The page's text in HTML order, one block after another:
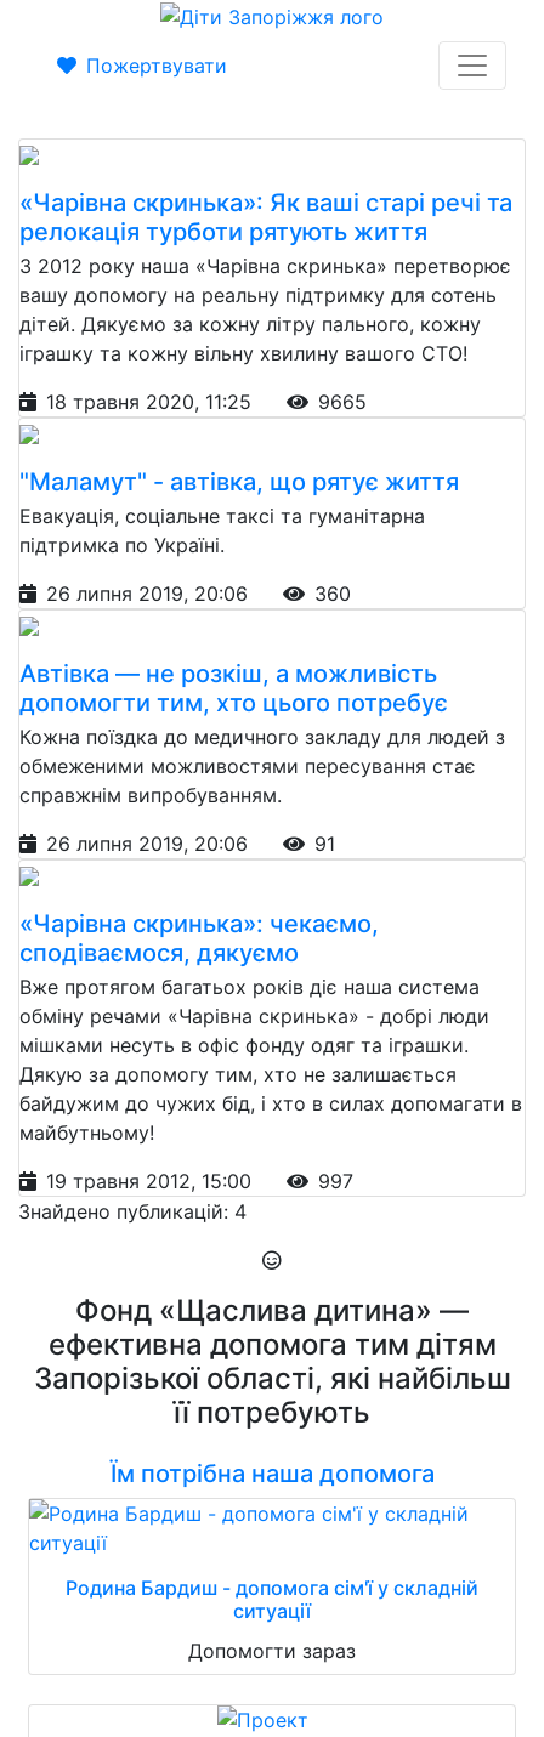
Пожертвувати
«Чарівна скринька»: Як ваші старі речі та
релокація турботи рятують життя
З 2012 року наша «Чарівна скринька» перетворює
вашу допомогу на реальну підтримку для сотень
дітей. Дякуємо за кожну літру пального, кожну
іграшку та кожну вільну хвилину вашого СТО!
18 травня 2020, 11:25
9665
"Маламут" - автівка, що рятує життя
Евакуація, соціальне таксі та гуманітарна
підтримка по Україні.
26 липня 2019, 20:06
360
Автівка — не розкіш, а можливість
допомогти тим, хто цього потребує
Кожна поїздка до медичного закладу для людей з
обмеженими можливостями пересування стає
справжнім випробуванням.
26 липня 2019, 20:06
91
«Чарівна скринька»: чекаємо,
сподіваємося, дякуємо
Вже протягом багатьох років діє наша система
обміну речами «Чарівна скринька» - добрі люди
мішками несуть в офіс фонду одяг та іграшки.
Дякую за допомогу тим, хто не залишається
байдужим до чужих бід, і хто в силах допомагати в
майбутньому!
19 травня 2012, 15:00
997
Знайдено публикацій: 4
Фонд «Щаслива дитина» —
ефективна допомога тим дітям
Запорізької області, які найбільш
її потребують
Їм потрібна наша допомога
Родина Бардиш - допомога сім'ї у складній
ситуації
Допомогти зараз